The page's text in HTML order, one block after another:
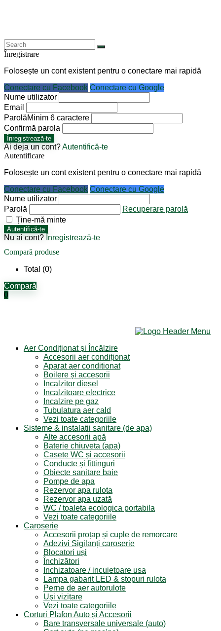
Înregistrare
Folosește un cont existent pentru o conectare mai rapidă
Conectare cu Facebook Conectare cu Google
Nume utilizator
Email
ParolăMinim 6 caractere
Confirmă parola
Înregistrează-te
Ai deja un cont?Autentifică-te
Autentificare
Folosește un cont existent pentru o conectare mai rapidă
Conectare cu Facebook Conectare cu Google
Nume utilizator
Parolă
Recuperare parolă
Ține-mă minte
Autentifică-te
Nu ai cont? Înregistrează-te
Compară produse
Total (0)
Compară
0
Aer Condiționat și Încălzire
Accesorii aer condiționat
Aparat aer conditionat
Boilere și accesorii
Incalzitor diesel
Incalzitoare electrice
Incalzire pe gaz
Tubulatura aer cald
Vezi toate categoriile
Sisteme & instalatii sanitare (de apa)
Alte accesorii apă
Baterie chiuveta (apa)
Casete WC și accesorii
Conducte și fittinguri
Obiecte sanitare baie
Pompe de apa
Rezervor apa rulota
Rezervor apa uzată
WC / toaleta ecologica portabila
Vezi toate categoriile
Caroserie
Accesorii proțap și cuple de remorcare
Adezivi Sigilanți caroserie
Blocatori uși
Închizători
Inchizatoare / incuietoare usa
Lampa gabarit LED & stopuri rulota
Perne de aer autorulote
Uși vizitare
Vezi toate categoriile
Corturi Plafon Auto și Accesorii
Bare transversale universale (auto)